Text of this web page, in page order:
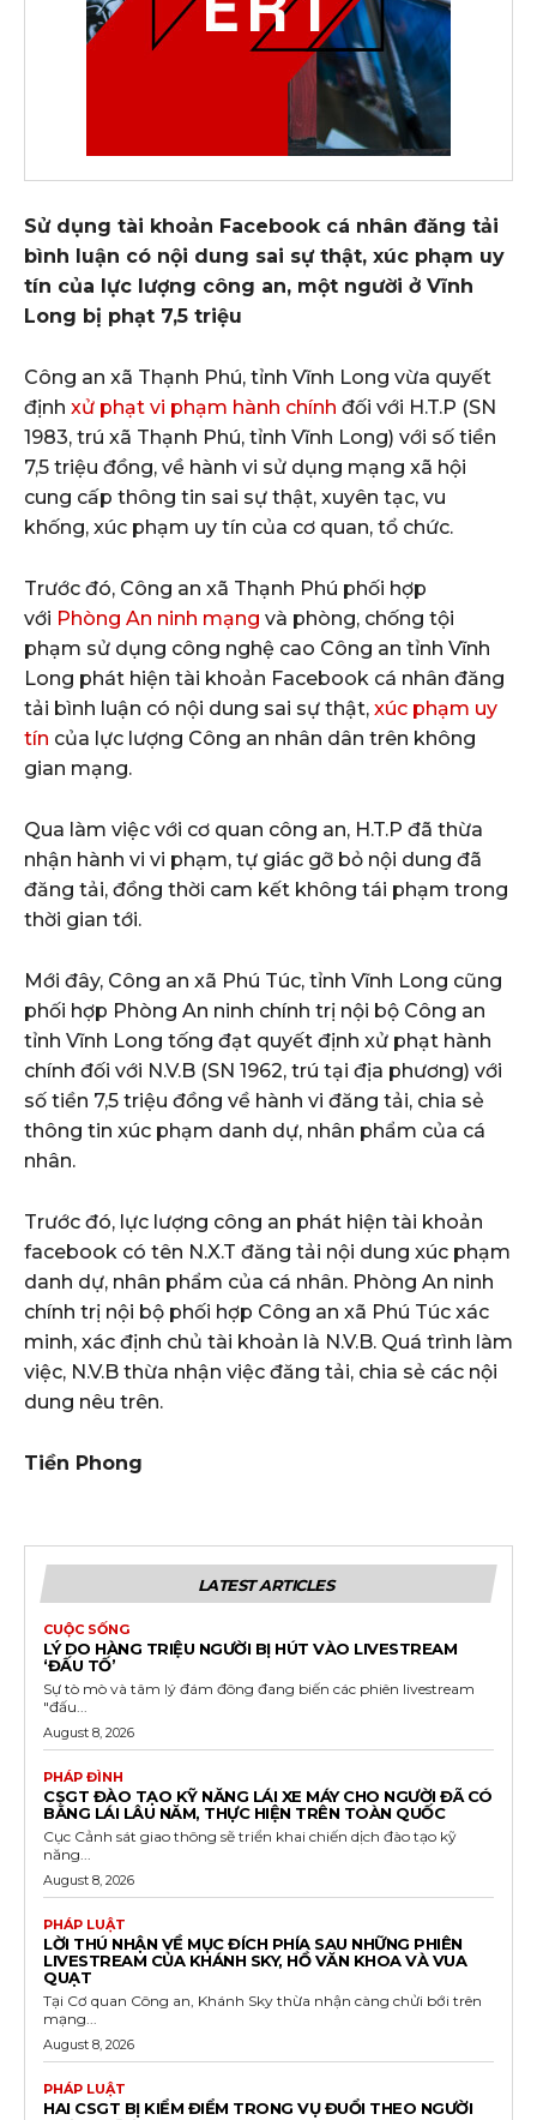
Sử dụng tài khoản Facebook cá nhân đăng tải
bình luận có nội dung sai sự thật, xúc phạm uy
tín của lực lượng công an, một người ở Vĩnh
Long bị phạt 7,5 triệu
Công an xã Thạnh Phú, tỉnh Vĩnh Long vừa quyết
định xử phạt vi phạm hành chính đối với H.T.P (SN
1983, trú xã Thạnh Phú, tỉnh Vĩnh Long) với số tiền
7,5 triệu đồng, về hành vi sử dụng mạng xã hội
cung cấp thông tin sai sự thật, xuyên tạc, vu
khống, xúc phạm uy tín của cơ quan, tổ chức.
Trước đó, Công an xã Thạnh Phú phối hợp
với Phòng An ninh mạng và phòng, chống tội
phạm sử dụng công nghệ cao Công an tỉnh Vĩnh
Long phát hiện tài khoản Facebook cá nhân đăng
tải bình luận có nội dung sai sự thật, xúc phạm uy
tín của lực lượng Công an nhân dân trên không
gian mạng.
Qua làm việc với cơ quan công an, H.T.P đã thừa
nhận hành vi vi phạm, tự giác gỡ bỏ nội dung đã
đăng tải, đồng thời cam kết không tái phạm trong
thời gian tới.
Mới đây, Công an xã Phú Túc, tỉnh Vĩnh Long cũng
phối hợp Phòng An ninh chính trị nội bộ Công an
tỉnh Vĩnh Long tống đạt quyết định xử phạt hành
chính đối với N.V.B (SN 1962, trú tại địa phương) với
số tiền 7,5 triệu đồng về hành vi đăng tải, chia sẻ
thông tin xúc phạm danh dự, nhân phẩm của cá
nhân.
Trước đó, lực lượng công an phát hiện tài khoản
facebook có tên N.X.T đăng tải nội dung xúc phạm
danh dự, nhân phẩm của cá nhân. Phòng An ninh
chính trị nội bộ phối hợp Công an xã Phú Túc xác
minh, xác định chủ tài khoản là N.V.B. Quá trình làm
việc, N.V.B thừa nhận việc đăng tải, chia sẻ các nội
dung nêu trên.
Tiền Phong
LATEST ARTICLES
CUỘC SỐNG
LÝ DO HÀNG TRIỆU NGƯỜI BỊ HÚT VÀO LIVESTREAM
‘ĐẤU TỐ’
Sự tò mò và tâm lý đám đông đang biến các phiên livestream
"đấu...
August 8, 2026
PHÁP ĐÌNH
CSGT ĐÀO TẠO KỸ NĂNG LÁI XE MÁY CHO NGƯỜI ĐÃ CÓ
BẰNG LÁI LÂU NĂM, THỰC HIỆN TRÊN TOÀN QUỐC
Cục Cảnh sát giao thông sẽ triển khai chiến dịch đào tạo kỹ
năng...
August 8, 2026
PHÁP LUẬT
LỜI THÚ NHẬN VỀ MỤC ĐÍCH PHÍA SAU NHỮNG PHIÊN
LIVESTREAM CỦA KHÁNH SKY, HỒ VĂN KHOA VÀ VUA
QUẠT
Tại Cơ quan Công an, Khánh Sky thừa nhận càng chửi bới trên
mạng...
August 8, 2026
PHÁP LUẬT
HAI CSGT BỊ KIỂM ĐIỂM TRONG VỤ ĐUỔI THEO NGƯỜI